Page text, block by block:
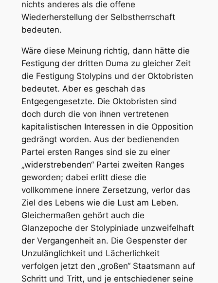
nichts anderes als die offene
Wiederherstellung der Selbstherrschaft
bedeuten.
Wäre diese Meinung richtig, dann hätte die
Festigung der dritten Duma zu gleicher Zeit
die Festigung Stolypins und der Oktobristen
bedeutet. Aber es geschah das
Entgegengesetzte. Die Oktobristen sind
doch durch die von ihnen vertretenen
kapitalistischen Interessen in die Opposition
gedrängt worden. Aus der bedienenden
Partei ersten Ranges sind sie zu einer
„widerstrebenden“ Partei zweiten Ranges
geworden; dabei erlitt diese die
vollkommene innere Zersetzung, verlor das
Ziel des Lebens wie die Lust am Leben.
Gleichermaßen gehört auch die
Glanzepoche der Stolypiniade unzweifelhaft
der Vergangenheit an. Die Gespenster der
Unzulänglichkeit und Lächerlichkeit
verfolgen jetzt den „großen“ Staatsmann auf
Schritt und Tritt, und je entschiedener seine